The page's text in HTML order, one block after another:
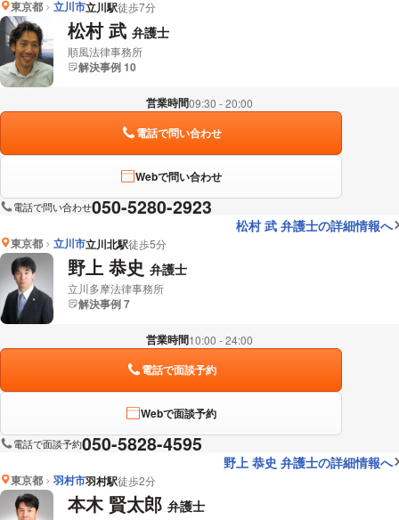
東京都 立川市立川駅徒歩7分
松村 武 弁護士
順風法律事務所
解決事例 10
営業時間09:30 - 20:00
電話で問い合わせ
Webで問い合わせ
電話で問い合わせ050-5280-2923
松村 武 弁護士の詳細情報へ
東京都 立川市立川北駅徒歩5分
野上 恭史 弁護士
立川多摩法律事務所
解決事例 7
営業時間10:00 - 24:00
電話で面談予約
Webで面談予約
電話で面談予約050-5828-4595
野上 恭史 弁護士の詳細情報へ
東京都 羽村市羽村駅徒歩2分
本木 賢太郎 弁護士